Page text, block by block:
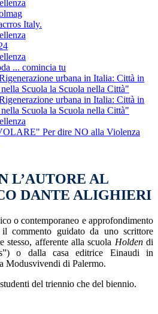
Italy.
... comincia tu
urbana in Italia: Città in
Scuola la Scuola nella Città"
urbana in Italia: Città in
Scuola la Scuola nella Città"
Per dire NO alla Violenza
L’AUTORE AL
DANTE ALIGHIERI
o contemporaneo e approfondimento
commento guidato da uno scrittore
stesso, afferente alla scuola Holden di
o dalla casa editrice Einaudi in
Modusvivendi di Palermo.
del triennio che del biennio.